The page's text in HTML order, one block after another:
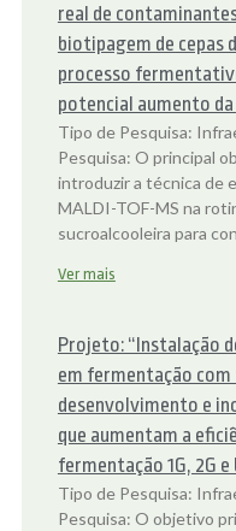
real de
biotipagem de cepas
processo
potencial aumento
Tipo de Pesquisa:
Pesquisa: O principal
introduzir a técnica de
MALDI-TOF-MS na
sucroalcooleira para
Ver mais
Projeto: “Instalação
em fermentação com
desenvolvimento e
que aumentam a
fermentação 1G, 2G e
Tipo de Pesquisa:
Pesquisa: O objetivo